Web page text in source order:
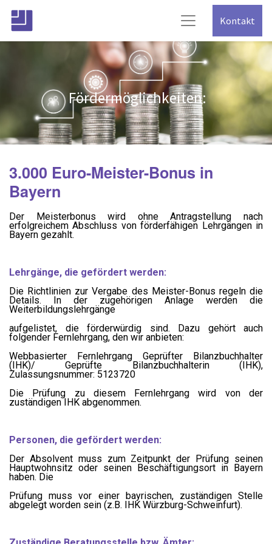
Kontakt
Fördermöglichkeiten:
3.000 Euro-Meister-Bonus in
Bayern
Der Meisterbonus wird ohne Antragstellung nach
erfolgreichem Abschluss von förderfähigen Lehrgängen in
Bayern gezahlt.
Lehrgänge, die gefördert werden:
Die Richtlinien zur Vergabe des Meister-Bonus regeln die
Details. In der zugehörigen Anlage werden die
Weiterbildungslehrgänge
aufgelistet, die förderwürdig sind. Dazu gehört auch
folgender Fernlehrgang, den wir anbieten:
Webbasierter Fernlehrgang Geprüfter Bilanzbuchhalter
(IHK)/ Geprüfte Bilanzbuchhalterin (IHK),
Zulassungsnummer: 5123720
Die Prüfung zu diesem Fernlehrgang wird von der
zuständigen IHK abgenommen.
Personen, die gefördert werden:
Der Absolvent muss zum Zeitpunkt der Prüfung seinen
Hauptwohnsitz oder seinen Beschäftigungsort in Bayern
haben. Die
Prüfung muss vor einer bayrischen, zuständigen Stelle
abgelegt worden sein (z.B. IHK Würzburg-Schweinfurt).